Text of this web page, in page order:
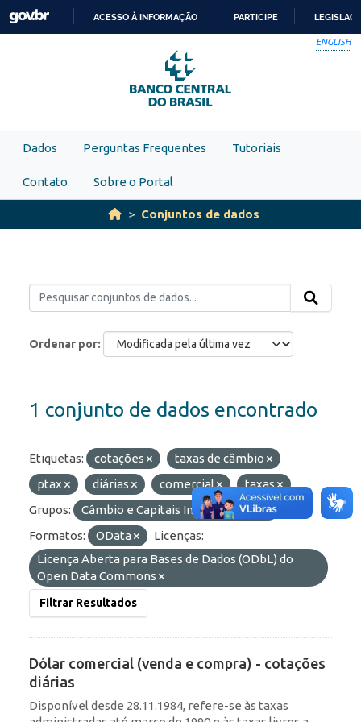
Skip to main content
PARA
O
CONTEÚDO
ACESSO À INFORMAÇÃO PARTICIPE
ENGLISH
Dados Perguntas Frequentes Tutoriais
Contato Sobre o Portal
Conjuntos de dados
Ordenar por
1 conjunto de dados encontrado
Etiquetas: cotações
taxas de câmbio
ptax
diárias comercial
taxas
Grupos:
Câmbio e Capitais Internacionais
Formatos:
OData
Licenças:
Licença Aberta para Bases de Dados (ODbL) do
Open Data Commons
Filtrar Resultados
Dólar comercial (venda e compra) - cotações
diárias
Disponível desde 28.11.1984, refere-se às taxas